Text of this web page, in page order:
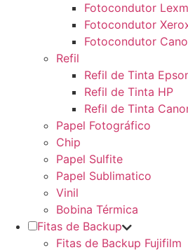
Fotocondutor
Fotocondutor
Fotocondutor
Refil
Refil de Tinta
Refil de Tinta HP
Refil de Tinta
Papel Fotográfico
Chip
Papel Sulfite
Papel Sublimatico
Vinil
Bobina Térmica
Fitas de Backup
Fitas de Backup Fujifilm